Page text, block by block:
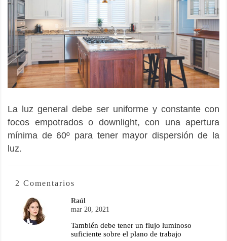
La luz general debe ser uniforme y constante con
focos empotrados o downlight, con una apertura
mínima de 60º para tener mayor dispersión de la
luz.
2 Comentarios
Raúl
mar 20, 2021
También debe tener un flujo luminoso
suficiente sobre el plano de trabajo